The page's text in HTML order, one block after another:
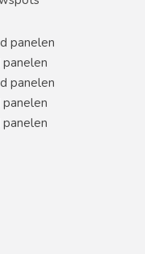
panelen
panelen